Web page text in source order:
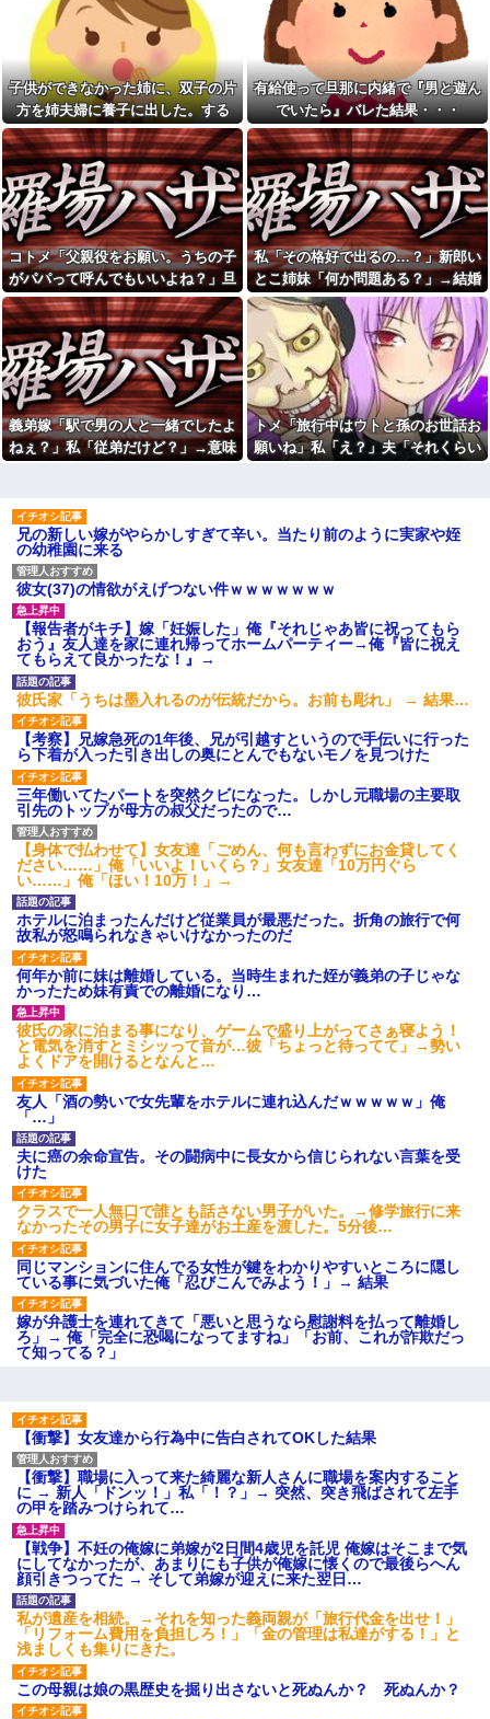
移民ベトナム女達の宅飲み、
レベチｗｗｗｗｗｗｗｗｗｗｗ
ｗｗｗｗｗｗｗｗｗｗｗｗｗ
【画像】愛知の半グレ、怖す
ぎる→御尊顔がこちら…
【動画】手術中に熊本地震直
撃やばすぎる
【悲報】女が笑いを取る方
法、「女を捨てる」「下ネタ連
発する」「体を張る」しかない
ｗｗｗｗｗ
【卑怯な女】 いつも弱そうな
相手をイビる同期S「おい、聞け
よコラ！」地味な私「あ？相手
選んでデカい事言ってんじゃね
えよ」S「え…」→予想外の反...
大学時代に何故か人気ある男
子学生がいた。学部やサークル
の垣根を問わずにあらゆる飲み
会に呼ばれていた
彼氏とのデートの会計で彼が
「端数の25円出して」正直に出
したらこうなったwww
今育休中。夫に「寝かしつけ
大変だったねありがとう」と声
を掛けてもらえたら救われると
伝えたら「俺に褒められるため
している。家のローンを私が引
き継ぎ、生活が一気に苦しくな
って...
同じ文系へ進学する約束だっ
た彼女が、何も言わず理系へ変
更していた。一言問いただした
だけで関係が一変して…
休日に甥っ子をアポなし託児
を押し付けてきた兄嫁！「テレ
ビでも見せといてw」と言うので
『Gガンダム』を一気見させた結
果……甥っ子が重度の中二病...
ハードオフに売っていた4万
4000円のフィギュアがヤバすぎ
るｗｗｗｗｗｗ「こんな高い
の？ｗｗ」「逆に超安い」
私「ちょっと、人の家の金庫
触らないでよ！」キチママ『そ
こに金庫があったから、開けて
みようとしただけ☆』義兄「泥
は出てけ！二度と来るな！」結
果・・・
私「初めて飲む味だけどなん
のお茶？」彼「ちっ！」私「」
【GIF】JSのカンチョーワロ
タ
後続車にクラクションを鳴ら
され彼氏が逆切れ。「何クラク
ション鳴らしてんだ！降りてこ
いよ！」と怒鳴りだし...
【衝撃】報酬100万円超の治験
募集がこちらｗｗｗｗｗ(※画像
あり)
【ネット騒然】惨殺されたタ
ワマン頂き女子のこの動画、す
げえええええｗｗｗｗｗｗｗｗ
ｗｗｗ
【愕然】白のクラウン俺氏、
高速道路左車線を制限速度で走
った結果wwwwwwwwwwww
百年の恋12-899 食べた量を
張り合ってくる
【悲報】佐藤輝明・・・２軍
でも盛大にやらかす←あまり悲
しませないでくれ
X民「Grok、俺のアカウント
で一番気持ち悪いポストを教え
て」→超火力の回答に完全敗北
するｗｗｗｗｗ他
高校生がうちの車に傷をつけ
た。管理人さんに連絡したらそ
の家の親が来て謝ってくれた。
夫「その程度のことで管理人に
話をしてことを大きくするとか
おかしい」←は！？
【衝撃】3ヶ月で母1人→6児の
シングルマザーになった私…そ
の理由が壮絶すぎるｗｗｗww
離婚調停→裁判で5年、結局離
婚成立したものの 別居期間中の
生活費で1000万近くむしりとら
れた。【胸糞】
休日に甥っ子をアポなし託児
を押し付けてきた兄嫁！「テレ
ビでも見せといてw」と言うので
『Gガンダム』を一気見させた結
果……甥っ子が重度の中二病を
発症して家で大暴れｗｗ
友達にフリンしてる事を打ち
明けられた。私もその頃、旦那
とうまくいっておらず...
煽り運転の末に道路で大の字
察行きますね」と伝えたら半泣
(20代)と結婚→初対面で驚愕のタ
彼の母親と初めて食事した時
に彼母が「私ちゃんは結婚した
ら仕事辞める予定なんですって
「今思えばなんであんなに夢
中になったんやろ…」と思うコ
【画像】思わず保存したくな
る「笑える画像・最高な画像」
相手がどんなパイプ持ってい
るかも知れないのに…
主な税金の成り立ちを調べて
みたよ
子供ができなかった姉に、双子の片
方を姉夫婦に養子に出した。する
と、養子に出した子がすごく礼儀正
しくてビックリ
有給使って旦那に内緒で『男と遊ん
でいたら』バレた結果・・・
コトメ「父親役をお願い。うちの子
がパパって呼んでもいいよね？」旦
那「それは無理」→断った途端に大
騒ぎになり…
私「その格好で出るの…？」新郎い
とこ姉妹「何か問題ある？」→結婚
式当日に感じた違和感が最後まで消
えなくて…
義弟嫁「駅で男の人と一緒でしたよ
ねぇ？」私「従弟だけど？」→意味
トメ「旅行中はウトと孫のお世話お
願いね」私「え？」夫「それくらい
兄の新しい嫁がやらかしすぎて辛い。当たり前のように実家や姪
の幼稚園に来る
彼女(37)の情欲がえげつない件ｗｗｗｗｗｗｗ
【報告者がキチ】嫁「妊娠した」俺『それじゃあ皆に祝ってもら
おう』友人達を家に連れ帰ってホームパーティー→俺『皆に祝え
てもらえて良かったな！』→
彼氏家「うちは墨入れるのが伝統だから。お前も彫れ」 → 結果…
【考察】兄嫁急死の1年後、兄が引越すというので手伝いに行った
ら下着が入った引き出しの奥にとんでもないモノを見つけた
三年働いてたパートを突然クビになった。しかし元職場の主要取
引先のトップが母方の叔父だったので…
【身体で払わせて】女友達「ごめん、何も言わずにお金貸してく
ださい……」俺「いいよ！いくら？」女友達「10万円ぐら
い……」俺「ほい！10万！」→
ホテルに泊まったんだけど従業員が最悪だった。折角の旅行で何
故私が怒鳴られなきゃいけなかったのだ
何年か前に妹は離婚している。当時生まれた姪が義弟の子じゃな
かったため妹有責での離婚になり…
彼氏の家に泊まる事になり、ゲームで盛り上がってさぁ寝よう！
と電気を消すとミシッって音が…彼「ちょっと待ってて」→勢い
よくドアを開けるとなんと…
友人「酒の勢いで女先輩をホテルに連れ込んだｗｗｗｗｗ」俺
「…」
夫に癌の余命宣告。その闘病中に長女から信じられない言葉を受
けた
クラスで一人無口で誰とも話さない男子がいた。→修学旅行に来
なかったその男子に女子達がお土産を渡した。5分後…
同じマンションに住んでる女性が鍵をわかりやすいところに隠し
ている事に気づいた俺「忍びこんでみよう！」→ 結果
嫁が弁護士を連れてきて「悪いと思うなら慰謝料を払って離婚し
ろ」→ 俺「完全に恐喝になってますね」「お前、これが詐欺だっ
て知ってる？」
【衝撃】女友達から行為中に告白されてOKした結果
【衝撃】職場に入って来た綺麗な新人さんに職場を案内すること
に → 新人「ドンッ！」私「！？」→ 突然、突き飛ばされて左手
の甲を踏みつけられて…
【戦争】不妊の俺嫁に弟嫁が2日間4歳児を託児 俺嫁はそこまで気
にしてなかったが、あまりにも子供が俺嫁に懐くので最後らへん
顔引きつってた → そして弟嫁が迎えに来た翌日…
私が遺産を相続。→それを知った義両親が「旅行代金を出せ！」
「リフォーム費用を負担しろ！」「金の管理は私達がする！」と
浅ましくも集りにきた。
この母親は娘の黒歴史を掘り出さないと死ぬんか？ 死ぬんか？